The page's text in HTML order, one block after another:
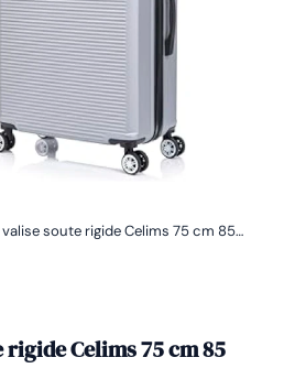
soute rigide Celims 75 cm 85…
Celims 75 cm 85